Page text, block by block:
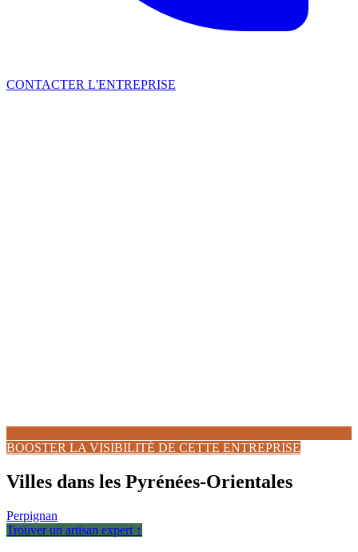
CONTACTER L'ENTREPRISE
BOOSTER LA VISIBILITÉ DE CETTE ENTREPRISE
Villes dans les Pyrénées-Orientales
Perpignan
Trouver un artisan expert ↑